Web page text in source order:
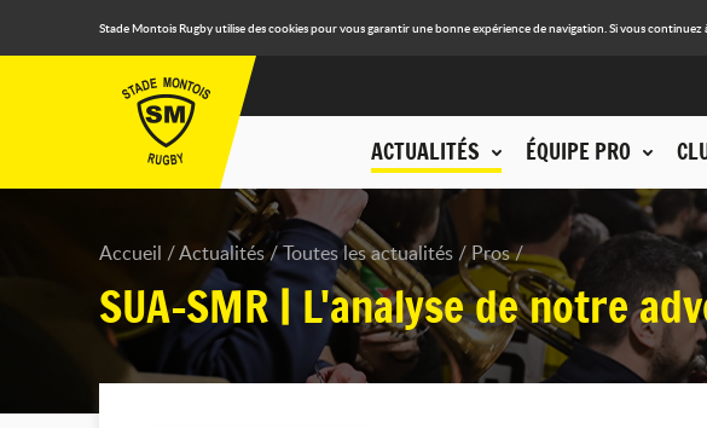
Stade Montois Rugby utilise des cookies pour vous garantir une bonne expérience de navigation. Si vous
ACTUALITÉS ÉQUIPE PRO
Accueil Actualités Toutes les actualités Pros
SUA-SMR | L'analyse de notre